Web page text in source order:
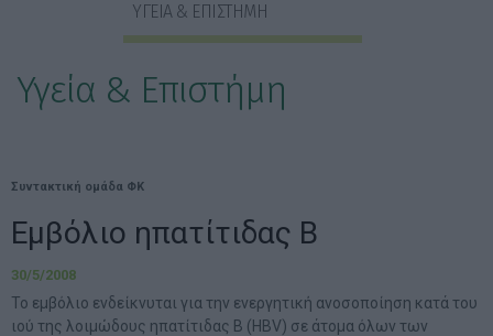
ΥΓΕΙΑ & ΕΠΙΣΤΗΜΗ
Υγεία & Επιστήμη
Συντακτική ομάδα ΦΚ
Εμβόλιο ηπατίτιδας Β
30/5/2008
Το εμβόλιο ενδείκνυται για την ενεργητική ανοσοποίηση κατά του
ιού της λοιμώδους ηπατίτιδας Β (HBV) σε άτομα όλων των